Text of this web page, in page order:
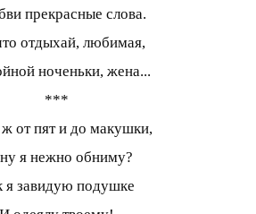
прекрасные слова.
отдыхай, любимая,
ноченьки, жена...
***
ж от пят и до макушки,
я нежно обниму?
я завидую подушке